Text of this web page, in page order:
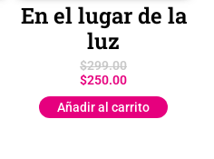
En el lugar de la
luz
$299.00
$250.00
Añadir al carrito